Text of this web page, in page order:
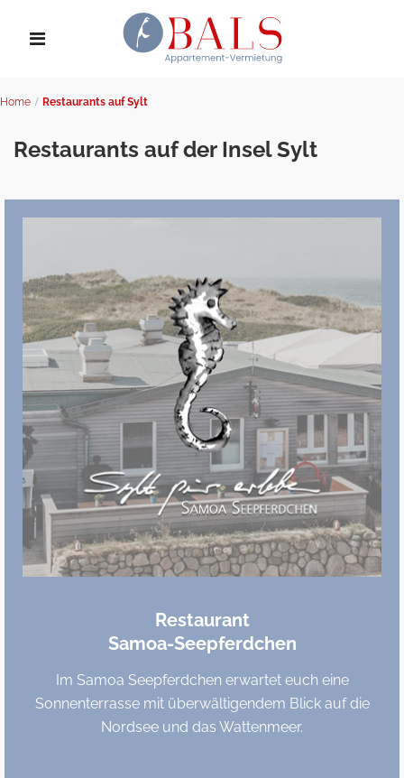
Home Restaurants auf Sylt
Restaurants auf der Insel Sylt
Restaurant
Samoa-Seepferdchen
Im Samoa Seepferdchen erwartet euch eine
Sonnenterrasse mit überwältigendem Blick auf die
Nordsee und das Wattenmeer.